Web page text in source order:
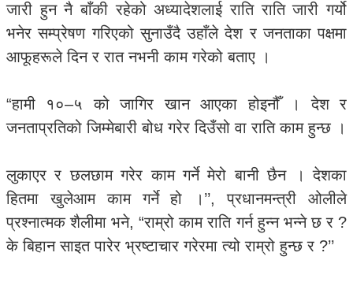
जारी हुन नै बाँकी रहेको अध्यादेशलाई राति राति जारी गर्यो
भनेर सम्प्रेषण गरिएको सुनाउँदै उहाँले देश र जनताका पक्षमा
आफूहरूले दिन र रात नभनी काम गरेको बताए ।
“हामी १०–५ को जागिर खान आएका होइनौँ । देश र
जनताप्रतिको जिम्मेबारी बोध गरेर दिउँसो वा राति काम हुन्छ ।
लुकाएर र छलछाम गरेर काम गर्ने मेरो बानी छैन । देशका
हितमा खुलेआम काम गर्ने हो ।’’, प्रधानमन्त्री ओलीले
प्रश्नात्मक शैलीमा भने, “राम्रो काम राति गर्न हुन्न भन्ने छ र ?
के बिहान साइत पारेर भ्रष्टाचार गरेरमा त्यो राम्रो हुन्छ र ?’’